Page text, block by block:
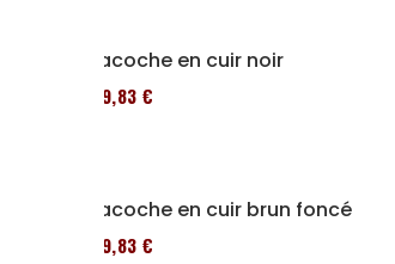
Sacoche en cuir noir
119,83 €
Sacoche en cuir brun foncé
119,83 €